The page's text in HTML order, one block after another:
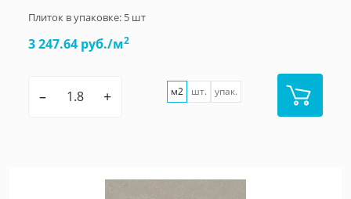
Плиток в упаковке: 5 шт
3 247.64 руб./м2
– + м2 шт. упак.